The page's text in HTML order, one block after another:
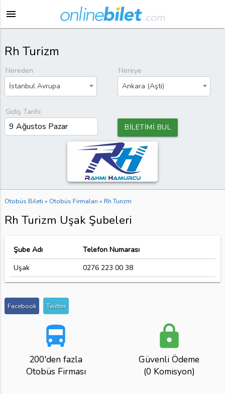
menu
Rh Turizm
Nereden
İstanbul Avrupa
Nereye
Ankara (Aşti)
Gidiş Tarihi
BİLETİMİ BUL
Otobüs Bileti » Otobüs Firmaları » Rh Turizm
Rh Turizm Uşak Şubeleri
Şube Adı
Telefon Numarası
Uşak
0276 223 00 38
Facebook Twitter
directions_bus
200'den fazla
Otobüs Firması
lock
Güvenli Ödeme
(0 Komisyon)